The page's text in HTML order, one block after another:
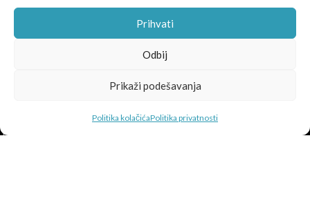
Prihvati
Odbij
Prikaži podešavanja
Politika kolačićaPolitika privatnosti
CLASSIC
Test vožnja